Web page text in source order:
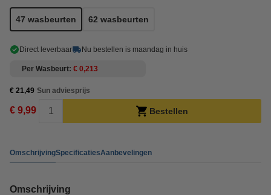
47 wasbeurten 62 wasbeurten
Direct leverbaar Nu bestellen is maandag in huis
Per Wasbeurt € 0,213
€ 21,49 Sun adviesprijs
€ 9,99 Bestellen
OmschrijvingSpecificatiesAanbevelingen
Omschrijving